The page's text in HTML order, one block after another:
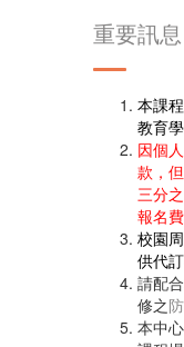
重要訊息
本課
教育
因個
款，
三分
報名費
校園
供代
請配
修之
本中